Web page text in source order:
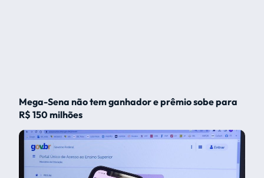
Mega-Sena não tem ganhador e prêmio sobe para
R$ 150 milhões